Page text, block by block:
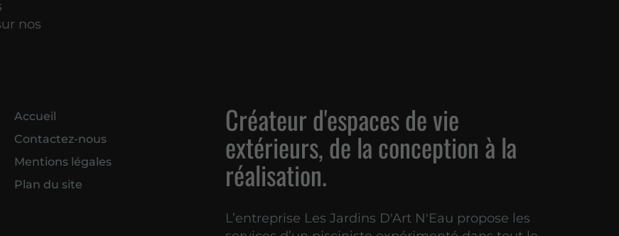
nos
Accueil
Contactez-nous
Mentions légales
Plan du site
Créateur d'espaces de vie
extérieurs, de la conception à la
réalisation.
L’entreprise Les Jardins D'Art N'Eau propose les